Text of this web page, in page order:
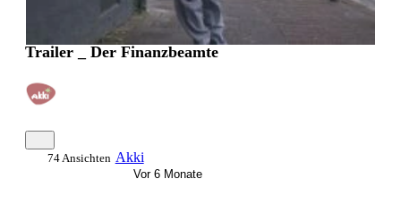
Trailer _ Der Finanzbeamte
74 Ansichten Akki
Vor 6 Monate